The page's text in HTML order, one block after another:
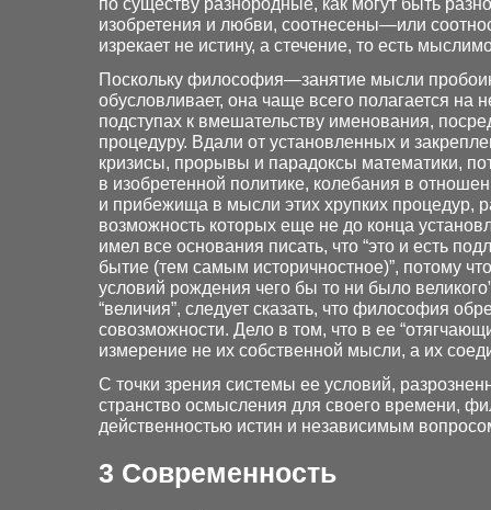
изобретения и любви, соотнесены—или
изрекает не истину, а стечение, то есть
Поскольку философия—занятие мысли
обусловливает, она чаще всего полагается
подступах к вмешательству именования,
процедуру. Вдали от установленных и
кризисы, прорывы и парадоксы математики,
в изобретенной политике, колебания в
и прибежища в мысли этих хрупких процедур,
возможность которых еще не до конца
имел все основания писать, что “это и есть
бытие (тем самым историчностное)”, потому
условий рождения чего бы то ни было
“величия”, следует сказать, что философия
совозможности. Дело в том, что в ее
измерение не их собственной мысли, а их
С точки зрения системы ее условий,
странство осмысления для своего времени,
действенностью истин и независимым
3 Современность